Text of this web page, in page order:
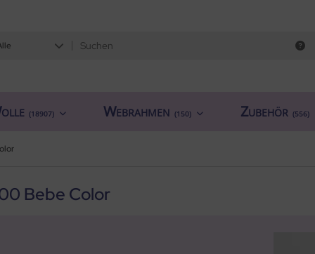
(18907) Webrahmen (150) Zubehör (556)
Bebe Color